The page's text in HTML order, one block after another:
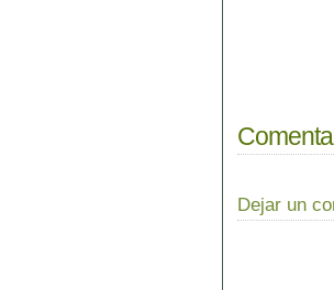
Dejar un